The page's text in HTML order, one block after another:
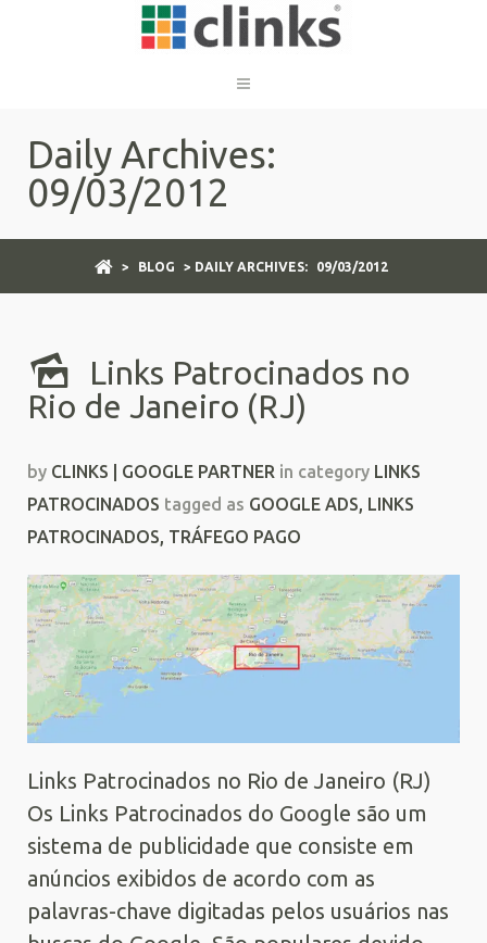
Daily Archives:
09/03/2012
> BLOG > DAILY ARCHIVES: 09/03/2012
Links Patrocinados no
Rio de Janeiro (RJ)
by CLINKS | GOOGLE PARTNER in category LINKS
PATROCINADOS tagged as GOOGLE ADS, LINKS
PATROCINADOS, TRÁFEGO PAGO
Links Patrocinados no Rio de Janeiro (RJ)
Os Links Patrocinados do Google são um
sistema de publicidade que consiste em
anúncios exibidos de acordo com as
palavras-chave digitadas pelos usuários nas